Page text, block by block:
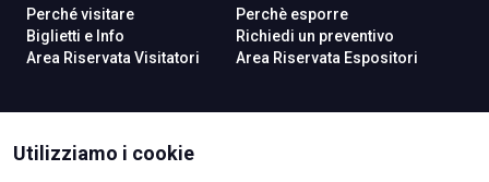
Utilizziamo i cookie
Perché visitare
Biglietti e Info
Area Riservata Visitatori
Perchè esporre
Richiedi un preventivo
Area Riservata Espositori
ISTITUTI CERTIFICATORI